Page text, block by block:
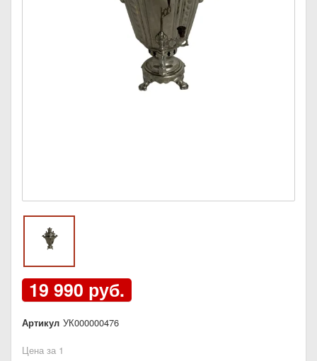
19 990 руб.
Артикул УК000000476
Цена за 1